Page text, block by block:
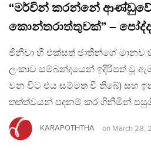
“මර්වින් කරන්නේ ආණ්ඩුවේ
කොන්තරාත්තුවක්” –
ජිනීවා හී එක්සත් ජාතීන්ගේ
ලංකාව සම්බන්දයෙන් ඉදිරිපත් වූ
වන විට එය සම්මත වී තිබේ) සහ
තත්ත්වයන් පදනම් කර ගිනිමින්
KARAPOTHTHA on March 28,